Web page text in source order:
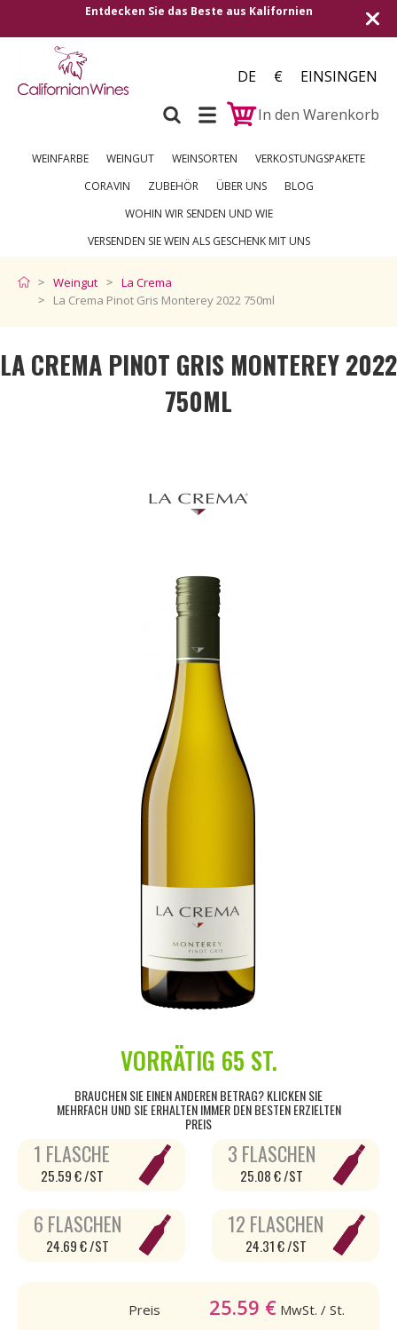
aus Kalifornien
Versand in alle europäischen
250 €
DE €
EINSINGEN
In den Warenkorb
WEINFARBE WEINGUT WEINSORTEN
VERKOSTUNGSPAKETE
CORAVIN
ZUBEHÖR ÜBER UNS
BLOG
WOHIN WIR SENDEN UND WIE
VERSENDEN SIE WEIN ALS GESCHENK MIT UNS
Weingut
La Crema
La Crema Pinot Gris Monterey 2022 750ml
LA CREMA PINOT GRIS MONTEREY 2022
750ML
VORRÄTIG 65 ST.
BRAUCHEN SIE EINEN ANDEREN BETRAG? KLICKEN SIE
MEHRFACH UND SIE ERHALTEN IMMER DEN BESTEN ERZIELTEN
PREIS
1 FLASCHE
25.59 € /ST
3 FLASCHEN
25.08 € /ST
6 FLASCHEN
24.69 € /ST
12 FLASCHEN
24.31 € /ST
Preis 25.59 € MwSt. / St.